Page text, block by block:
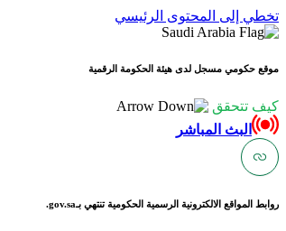
تخطي إلى المحتوى الرئيسي
موقع حكومي مسجل لدى هيئة الحكومة الرقمية
كيف تتحقق
البث المباشر
روابط المواقع الالكترونية الرسمية الحكومية تنتهي بـgov.sa.